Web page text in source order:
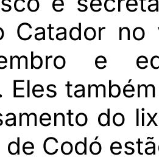
Catador
e
Eles
do
Codó